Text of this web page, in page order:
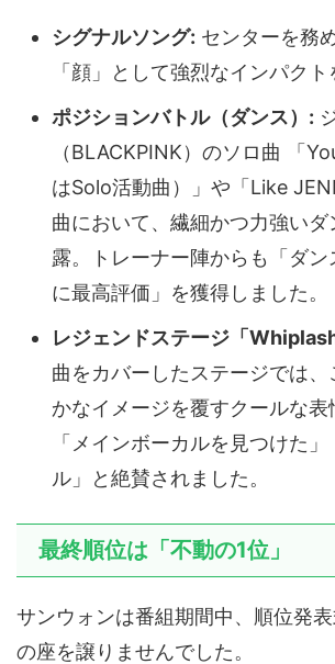
シグナルソング: センターを務
「顔」として強烈なインパクト
ポジションバトル（ダンス）:
（BLACKPINK）のソロ曲 「
はSolo活動曲）」や「Like
曲において、繊細かつ力強いダ
露。トレーナー陣からも「ダ
に最高評価」を獲得しました。
レジェンドステージ「
曲をカバーしたステージでは、
かなイメージを覆すクールな表
「メインボーカルを見つけた
ル」と絶賛されました。
最終順位は「不動の1位」
サンウォンは番組期間中、順位発
の座を譲りませんでした。